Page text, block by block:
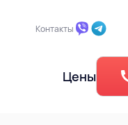
Контакты
Цены